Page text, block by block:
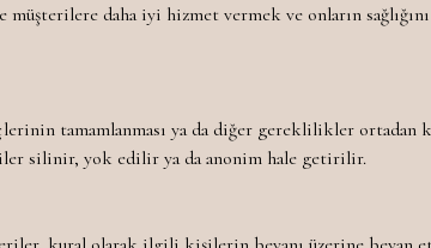
daha iyi hizmet vermek ve onların
tamamlanması ya da diğer gereklilikler
silinir, yok edilir ya da anonim hale getirilir.